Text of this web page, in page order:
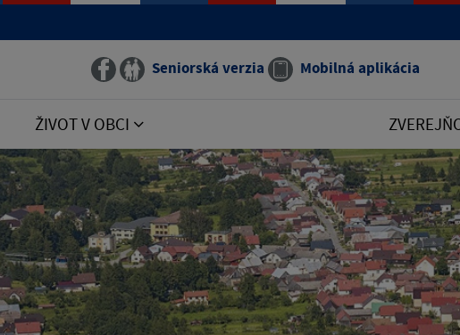
Seniorská verzia Mobilná aplikácia
ŽIVOT V OBCI